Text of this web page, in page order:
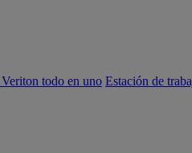
todo en uno Estación de